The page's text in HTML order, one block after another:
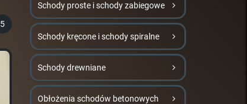
5
Schody proste i schody zabiegowe
Schody kręcone i schody spiralne
Schody drewniane
Obłożenia schodów betonowych